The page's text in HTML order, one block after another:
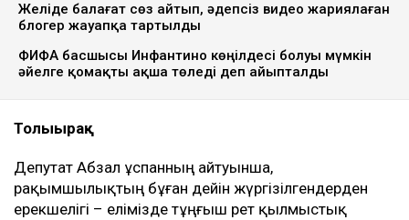
Желіде балағат сөз айтып, әдепсіз видео жариялаған
блогер жауапқа тартылды
ФИФА басшысы Инфантино көңілдесі болуы мүмкін
әйелге қомақты ақша төледі деп айыпталды
Толығырақ
Депутат Абзал Құспанның айтуынша,
рақымшылықтың бұған дейін жүргізілгендерден
ерекшелігі – елімізде тұңғыш рет қылмыстық